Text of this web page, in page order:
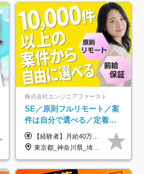
株式会社エンジニアファースト
SE／原則フルリモート／案
件は自分で選べる／定着率
93%／20～30代活躍中！
【経験者】月給40万円～120万円(固定残業代含む)+各種手当 ★前職給与の総収入額を100％保証｜還元率84％〜100％ ★20代の平均年収570万円 ※月給には、みなし残業手当(月30時間／5万8000円以上)を含みます 超過分は別途追加支給 ※固定残業代は、時間外労働の有無に関わらず30時間分を、月5万8000円~15万7000円支給 ※上記を超える時間外労働分は追加で支給 【未経験者】月給21万円以上＋各種手当 固定残業なし(残業代発生分全額支給) ※6ヶ月の試用期間あり（※条件に変動なし） ▼単価連動性×還元率は84％～100％で収入の大幅UPが可能！ ・案件単価が月50万円の場合：年収417万円 ・案件単価が月70万円の場合：年収584万円 ・案件単価が月100万円の場合：年収834万円 ＜モデル年収＞ ▼400万円～500万円(入社初年度) ▼542万円～626万円(入社2年) ▼667万円～700万円(入社3年） ▼709万円～801万円(入社5年）
東京都_神奈川県_埼玉県_千葉県_大阪府_愛知県_北海道_青森県_岩手県_宮城県_秋田県_山形県_福島県_茨城県_栃木県_群馬県_新潟県_山梨県_長野県_富山県_石川県_福井県_静岡県_岐阜県_三重県_兵庫県_京都府_滋賀県_奈良県_和歌山県_広島県_岡山県_鳥取県_島根県_山口県_徳島県_香川県_愛媛県_高知県_福岡県_熊本県_佐賀県_長崎県_大分県_宮崎県_鹿児島県_沖縄県